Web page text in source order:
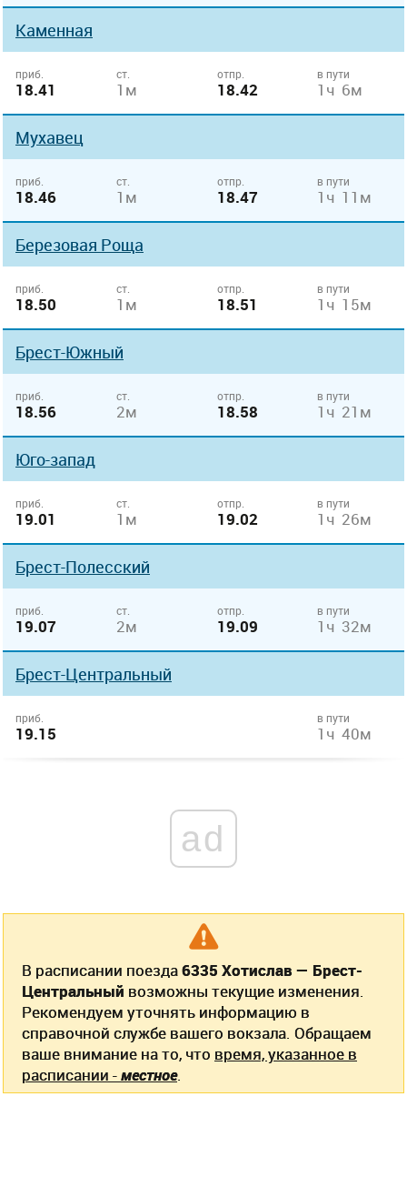
Каменная
приб.
18.41
ст.
1м
отпр.
18.42
в пути
1ч 6м
Мухавец
приб.
18.46
ст.
1м
отпр.
18.47
в пути
1ч 11м
Березовая Роща
приб.
18.50
ст.
1м
отпр.
18.51
в пути
1ч 15м
Брест-Южный
приб.
18.56
ст.
2м
отпр.
18.58
в пути
1ч 21м
Юго-запад
приб.
19.01
ст.
1м
отпр.
19.02
в пути
1ч 26м
Брест-Полесский
приб.
19.07
ст.
2м
отпр.
19.09
в пути
1ч 32м
Брест-Центральный
приб.
19.15
в пути
1ч 40м
ad
В расписании поезда6335 Хотислав — Брест-
Центральный возможны текущие изменения.
Рекомендуем уточнять информацию в
справочной службе вашего вокзала. Обращаем
ваше внимание на то, что время, указанное в
расписании -местное.